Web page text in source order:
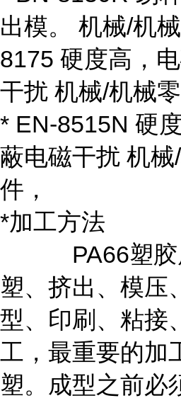
出模。 机械/机
8175 硬度高，
干扰 机械/机械零
* EN-8515N 硬
蔽电磁干扰 机械
件，
*加工方法
PA66塑胶
塑、挤出、模压
型、印刷、粘接
工，最重要的加
塑。成型之前必